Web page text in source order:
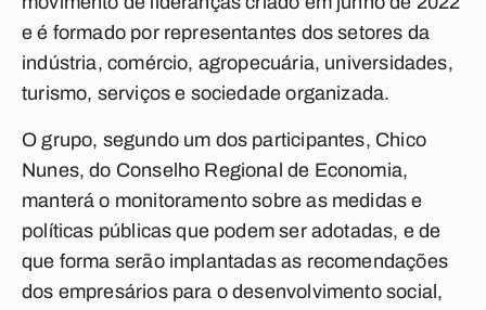
e é formado por representantes dos setores da
indústria, comércio, agropecuária, universidades,
turismo, serviços e sociedade organizada.
O grupo, segundo um dos participantes, Chico
Nunes, do Conselho Regional de Economia,
manterá o monitoramento sobre as medidas e
políticas públicas que podem ser adotadas, e de
que forma serão implantadas as recomendações
dos empresários para o desenvolvimento social,